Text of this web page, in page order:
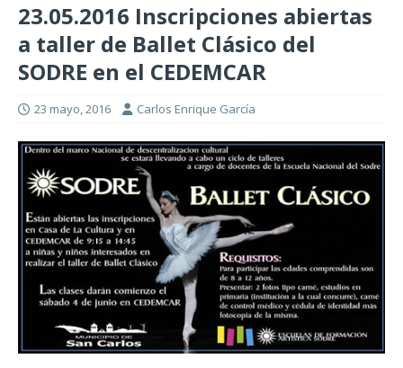
23.05.2016 Inscripciones abiertas
a taller de Ballet Clásico del
SODRE en el CEDEMCAR
23 mayo, 2016 Carlos Enrique García